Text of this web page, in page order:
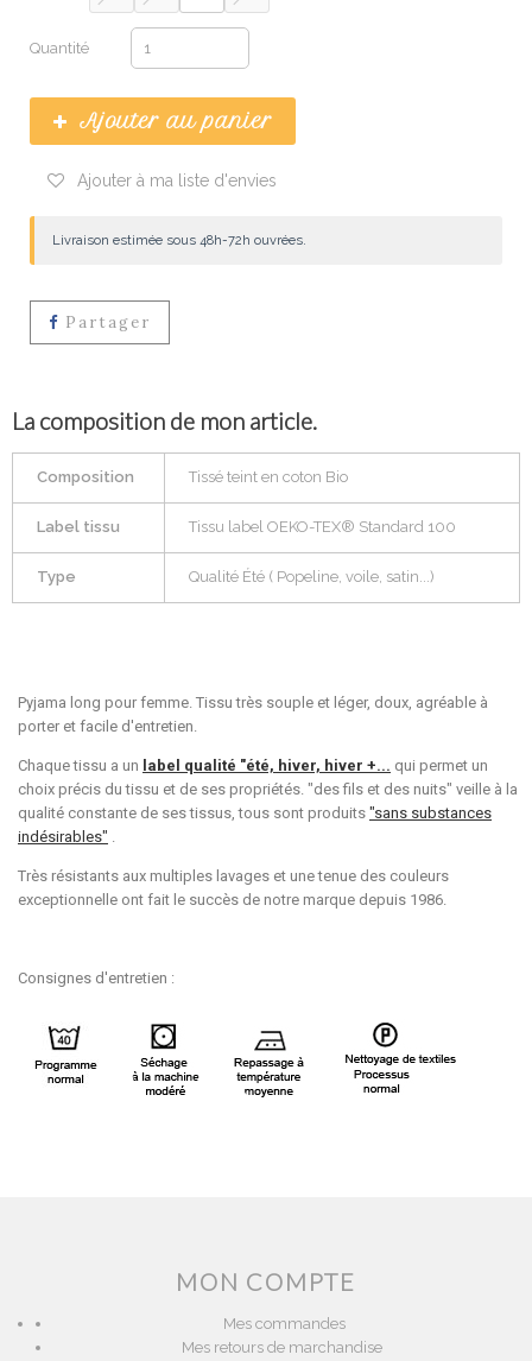
Quantité
Ajouter au panier
Ajouter à ma liste d'envies
Livraison estimée sous 48h-72h ouvrées.
Partager
La composition de mon article.
Composition Tissé teint en coton Bio
Label tissu Tissu label OEKO-TEX® Standard 100
Type Qualité Été ( Popeline, voile, satin...)
Pyjama long pour femme. Tissu très souple et léger, doux, agréable à
porter et facile d'entretien.
Chaque tissu a un label qualité "été, hiver, hiver +... qui permet un
choix précis du tissu et de ses propriétés. "des fils et des nuits" veille à la
qualité constante de ses tissus, tous sont produits "sans substances
indésirables" .
Très résistants aux multiples lavages et une tenue des couleurs
exceptionnelle ont fait le succès de notre marque depuis 1986.
Consignes d'entretien :
MON COMPTE
Mes commandes
Mes retours de marchandise